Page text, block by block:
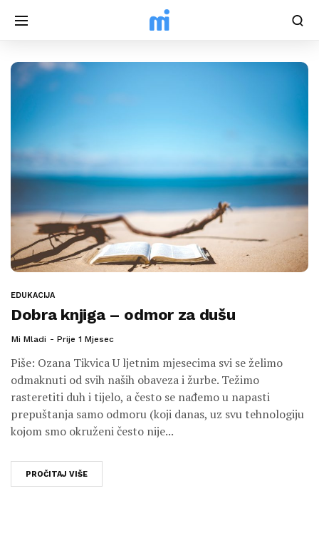
EDUKACIJA
Dobra knjiga – odmor za dušu
Mi Mladi Prije 1 Mjesec
Piše: Ozana Tikvica U ljetnim mjesecima svi se želimo
odmaknuti od svih naših obaveza i žurbe. Težimo
rasteretiti duh i tijelo, a često se nađemo u napasti
prepuštanja samo odmoru (koji danas, uz svu tehnologiju
kojom smo okruženi često nije...
PROČITAJ VIŠE